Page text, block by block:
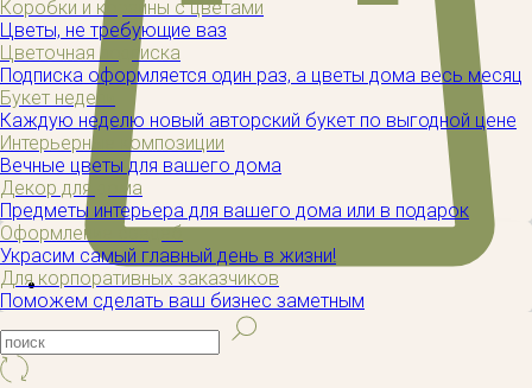
Коробки и корзины с цветами
Цветы, не требующие ваз
Цветочная подписка
Подписка оформляется один раз, а цветы дома весь месяц
Букет недели
Каждую неделю новый авторский букет по выгодной цене
Интерьерные композиции
Вечные цветы для вашего дома
Декор для дома
Предметы интерьера для вашего дома или в подарок
Оформление свадеб
Украсим самый главный день в жизни!
Для корпоративных заказчиков
Поможем сделать ваш бизнес заметным